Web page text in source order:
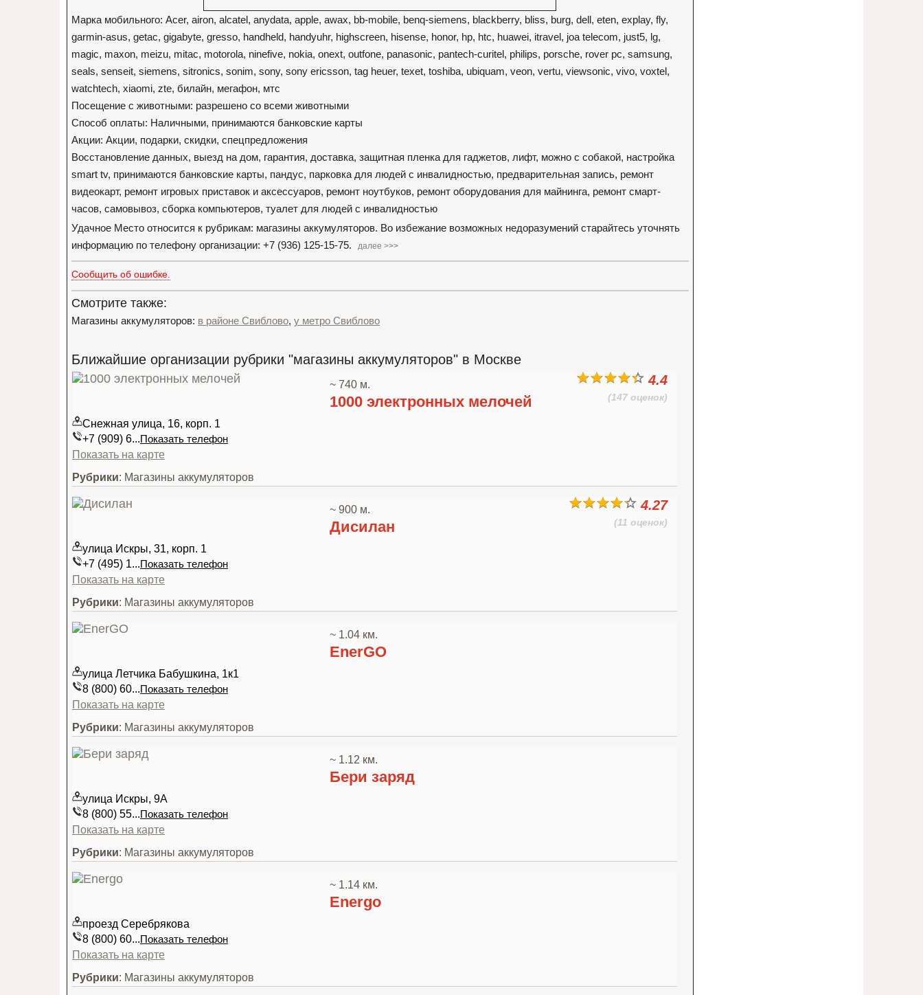
Марка мобильного: Acer, airon, alcatel, anydata, apple, awax, bb-mobile, benq-siemens, blackberry, bliss, burg, dell, eten, explay, fly,
garmin-asus, getac, gigabyte, gresso, handheld, handyuhr, highscreen, hisense, honor, hp, htc, huawei, itravel, joa telecom, just5, lg,
magic, maxon, meizu, mitac, motorola, ninefive, nokia, onext, outfone, panasonic, pantech-curitel, philips, porsche, rover pc, samsung,
seals, senseit, siemens, sitronics, sonim, sony, sony ericsson, tag heuer, texet, toshiba, ubiquam, veon, vertu, viewsonic, vivo, voxtel,
watchtech, xiaomi, zte, билайн, мегафон, мтс
Посещение с животными: разрешено со всеми животными
Способ оплаты: Наличными, принимаются банковские карты
Акции: Акции, подарки, скидки, спецпредложения
Восстановление данных, выезд на дом, гарантия, доставка, защитная пленка для гаджетов, лифт, можно с собакой, настройка
smart tv, принимаются банковские карты, пандус, парковка для людей с инвалидностью, предварительная запись, ремонт
видеокарт, ремонт игровых приставок и аксессуаров, ремонт ноутбуков, ремонт оборудования для майнинга, ремонт смарт-
часов, самовывоз, сборка компьютеров, туалет для людей с инвалидностью
Удачное Место относится к рубрикам: магазины аккумуляторов. Во избежание возможных недоразумений старайтесь уточнять
информацию по телефону организации: +7 (936) 125-15-75.
далее >>>
Сообщить об ошибке.
Смотрите также:
Магазины аккумуляторов: в районе Свиблово, у метро Свиблово
Ближайшие организации рубрики "магазины аккумуляторов" в Москве
4.4
(147 оценок)
~ 740 м.
1000 электронных мелочей
Снежная улица, 16, корп. 1
+7 (909) 6...Показать телефон
Показать на карте
Рубрики: Магазины аккумуляторов
4.27
(11 оценок)
~ 900 м.
Дисилан
улица Искры, 31, корп. 1
+7 (495) 1...Показать телефон
Показать на карте
Рубрики: Магазины аккумуляторов
~ 1.04 км.
EnerGO
улица Летчика Бабушкина, 1к1
8 (800) 60...Показать телефон
Показать на карте
Рубрики: Магазины аккумуляторов
~ 1.12 км.
Бери заряд
улица Искры, 9А
8 (800) 55...Показать телефон
Показать на карте
Рубрики: Магазины аккумуляторов
~ 1.14 км.
Energo
проезд Серебрякова
8 (800) 60...Показать телефон
Показать на карте
Рубрики: Магазины аккумуляторов